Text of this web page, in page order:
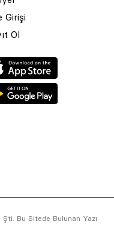
Girişi
Ol
Bu Sitede Bulunan Yazı
Şti. Bu Sitede Bulunan
tasarlanmış ve